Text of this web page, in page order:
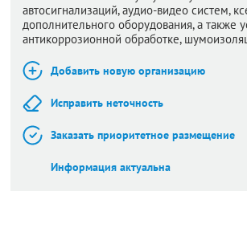
автосигнализаций, аудио-видео систем,
дополнительного оборудования, а также
антикоррозионной обработке,
Добавить новую организацию
Исправить неточность
Заказать приоритетное размещение
Информация актуальна